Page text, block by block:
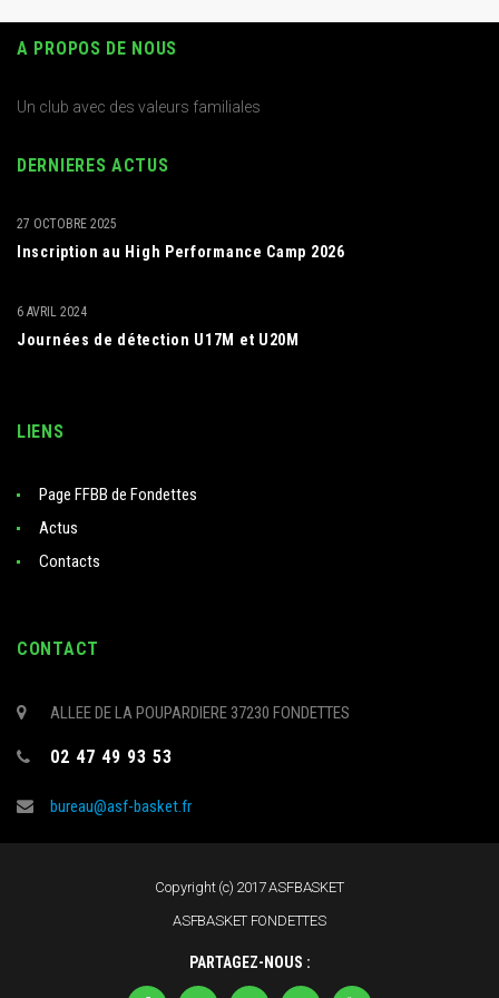
A PROPOS DE NOUS
Un club avec des valeurs familiales
DERNIERES ACTUS
Inscription au High Performance Camp 2026
27 OCTOBRE 2025
Journées de détection U17M et U20M
6 AVRIL 2024
LIENS
Page FFBB de Fondettes
Actus
Contacts
CONTACT
ALLEE DE LA POUPARDIERE 37230 FONDETTES
02 47 49 93 53
bureau@asf-basket.fr
Copyright (c) 2017 ASFBASKET
ASFBASKET FONDETTES
PARTAGEZ-NOUS :